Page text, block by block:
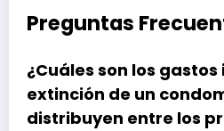
Preguntas
¿Cuáles son los
extinción de un
distribuyen entre los